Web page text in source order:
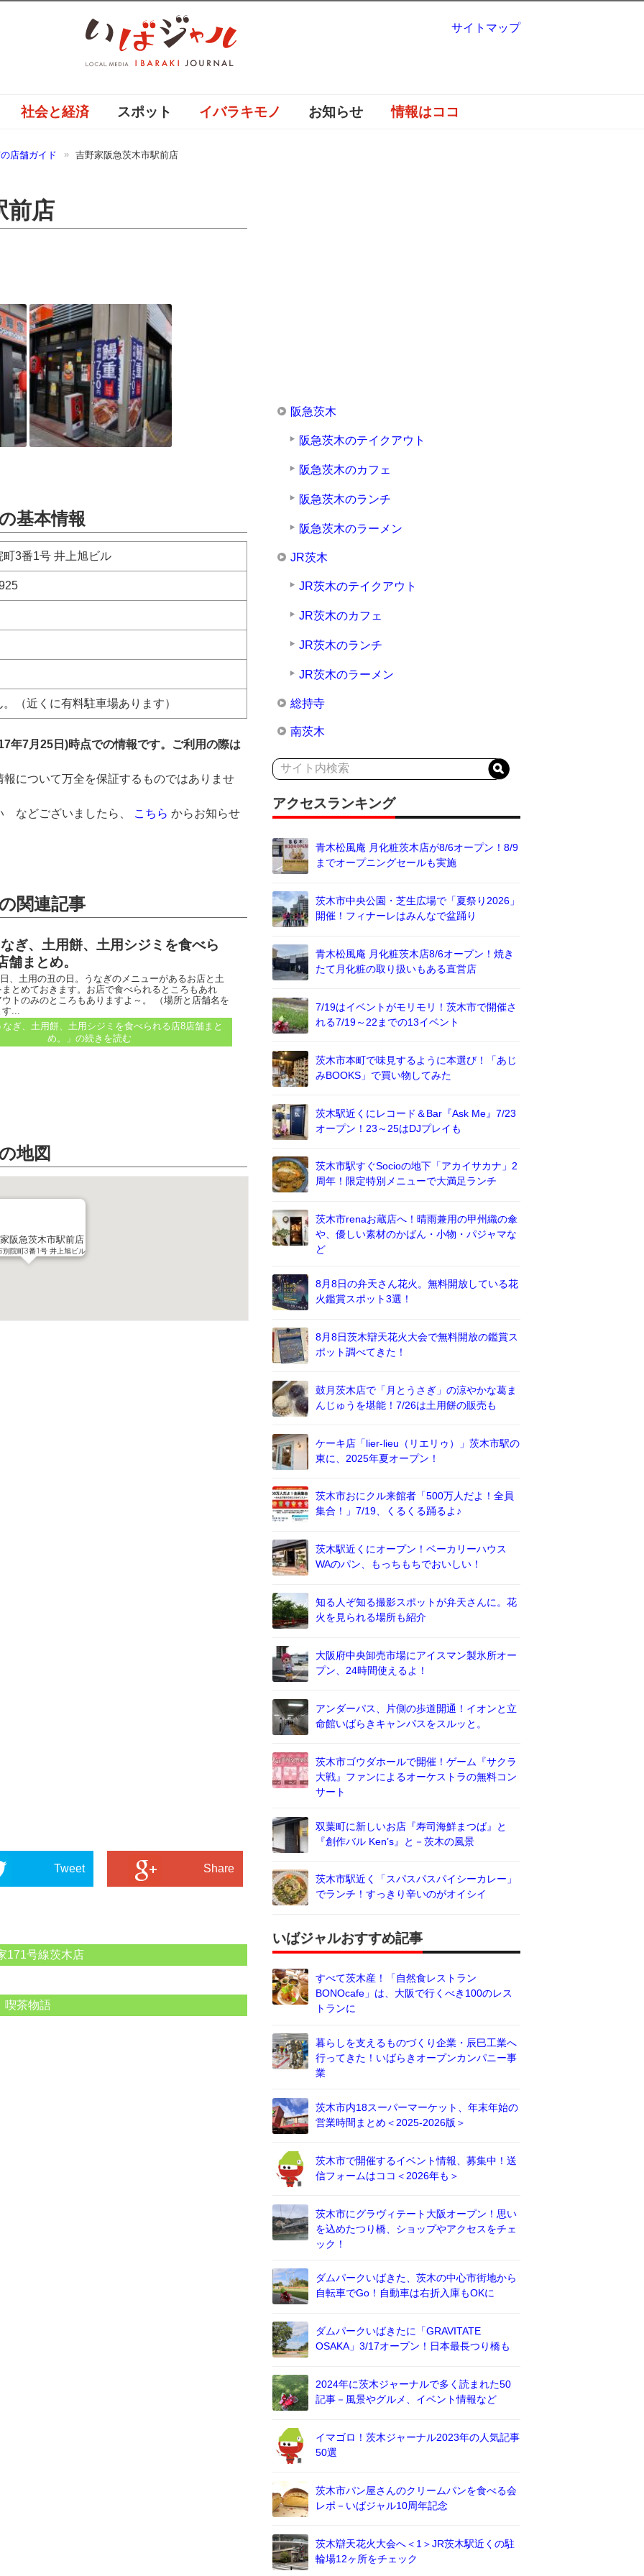
社会と経済 スポット イバラキモノ お知らせ 情報はココ
店舗ガイド 吉野家阪急茨木市駅前店
前店
基本情報
町3番1号 井上旭ビル
（近くに有料駐車場あります）
年7月25日)時点での情報です。ご利用の際は
について万全を保証するものではありませ
などございましたら、
こちら からお知らせ
関連記事
ぎ、土用餅、土用シジミを食べら
舗まとめ。
、土用の丑の日。うなぎのメニューがあるお店と土
とめておきます。お店で食べられるところもあれ
トのみのところもありますよ～。 （場所と店舗名を
...
なぎ、土用餅、土用シジミを食べられる店8店舗まと
め。」 の続きを読む
地図
阪急茨木市駅前店
別院町3番1号 井上旭ビル
Tweet Share
171号線茨木店
喫茶物語
阪急茨木
阪急茨木のテイクアウト
阪急茨木のカフェ
阪急茨木のランチ
阪急茨木のラーメン
JR茨木
JR茨木のテイクアウト
JR茨木のカフェ
JR茨木のランチ
JR茨木のラーメン
総持寺
南茨木
アクセスランキング
青木松風庵 月化粧茨木店が8/6オープン！8/9
までオープニングセールも実施
茨木市中央公園・芝生広場で「夏祭り2026」
開催！フィナーレはみんなで盆踊り
青木松風庵 月化粧茨木店8/6オープン！焼き
たて月化粧の取り扱いもある直営店
7/19はイベントがモリモリ！茨木市で開催さ
れる7/19～22までの13イベント
茨木市本町で味見するように本選び！「あじ
みBOOKS」で買い物してみた
茨木駅近くにレコード＆Bar『Ask Me』7/23
オープン！23～25はDJプレイも
茨木市駅すぐSocioの地下「アカイサカナ」2
周年！限定特別メニューで大満足ランチ
茨木市renaお蔵店へ！晴雨兼用の甲州織の傘
や、優しい素材のかばん・小物・パジャマな
ど
8月8日の弁天さん花火。無料開放している花
火鑑賞スポット3選！
8月8日茨木辯天花火大会で無料開放の鑑賞ス
ポット調べてきた！
鼓月茨木店で「月とうさぎ」の涼やかな葛ま
んじゅうを堪能！7/26は土用餅の販売も
ケーキ店「lier-lieu（リエリゥ）」茨木市駅の
東に、2025年夏オープン！
茨木市おにクル来館者「500万人だよ！全員
集合！」7/19、くるくる踊るよ♪
茨木駅近くにオープン！ベーカリーハウス
WAのパン、もっちもちでおいしい！
知る人ぞ知る撮影スポットが弁天さんに。花
火を見られる場所も紹介
大阪府中央卸売市場にアイスマン製氷所オー
プン、24時間使えるよ！
アンダーパス、片側の歩道開通！イオンと立
命館いばらきキャンパスをスルッと。
茨木市ゴウダホールで開催！ゲーム『サクラ
大戦』ファンによるオーケストラの無料コン
サート
双葉町に新しいお店『寿司海鮮まつば』と
『創作バル Ken’s』と－茨木の風景
茨木市駅近く「スパスパスパイシーカレー」
でランチ！すっきり辛いのがオイシイ
いばジャルおすすめ記事
すべて茨木産！「自然食レストラン
BONOcafe」は、大阪で行くべき100のレス
トランに
暮らしを支えるものづくり企業・辰巳工業へ
行ってきた！いばらきオープンカンパニー事
業
茨木市内18スーパーマーケット、年末年始の
営業時間まとめ＜2025-2026版＞
茨木市で開催するイベント情報、募集中！送
信フォームはココ＜2026年も＞
茨木市にグラヴィテート大阪オープン！思い
を込めたつり橋、ショップやアクセスをチェ
ック！
ダムパークいばきた、茨木の中心市街地から
自転車でGo！自動車は右折入庫もOKに
ダムパークいばきたに「GRAVITATE
OSAKA」3/17オープン！日本最長つり橋も
2024年に茨木ジャーナルで多く読まれた50
記事－風景やグルメ、イベント情報など
イマゴロ！茨木ジャーナル2023年の人気記事
50選
茨木市パン屋さんのクリームパンを食べる会
レポ－いばジャル10周年記念
茨木辯天花火大会へ＜1＞JR茨木駅近くの駐
輪場12ヶ所をチェック
サイトマップ